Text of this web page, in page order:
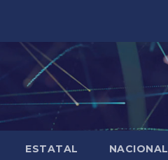
ESTATAL NACIONAL